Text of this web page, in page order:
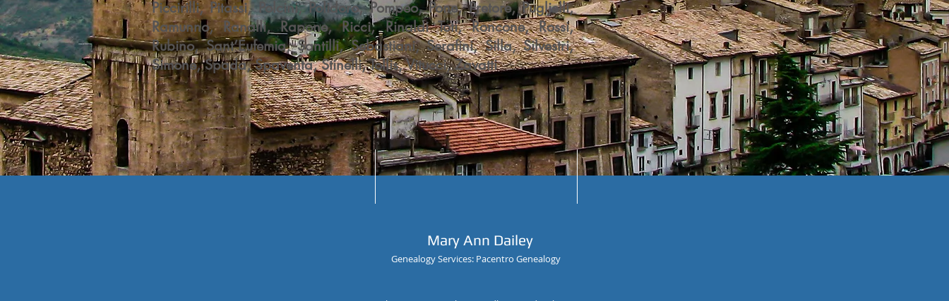
Piccirilli, Pitassi, Polcini, Polidoro, Pompeo, Pone, Pretore, Puglielli,
Ramunno, Ranalli, Rapone, Ricci, Rinaldi Toti, Roncone, Rossi,
Rubino, Sant’Eufemia, Santilli, Sebastiani, Serafini, Silla, Silvestri,
Simone, Spada, Spaventa, Stinelli, Tollis, Vitucci, Zavatti
Mary Ann Dailey
Genealogy Services: Pacentro Genealogy